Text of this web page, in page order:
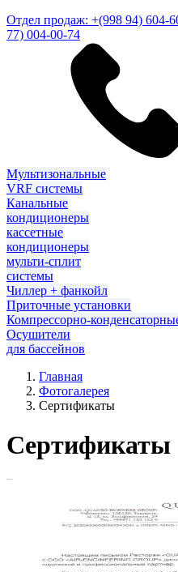
Отдел продаж: +(998 94) 604-
77) 004-00-74
Мультизональные
VRF системы
Канальные
кондиционеры
кассетные
кондиционеры
мульти-сплит
системы
Чиллер + фанкойл
Приточные установки
Компрессорно-
Осушители
для бассейнов
Главная
Фотогалерея
Сертификаты
Сертификаты